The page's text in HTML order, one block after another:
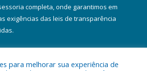
completa, onde garantimos em
exigências das leis de transparência
para melhorar sua experiência de